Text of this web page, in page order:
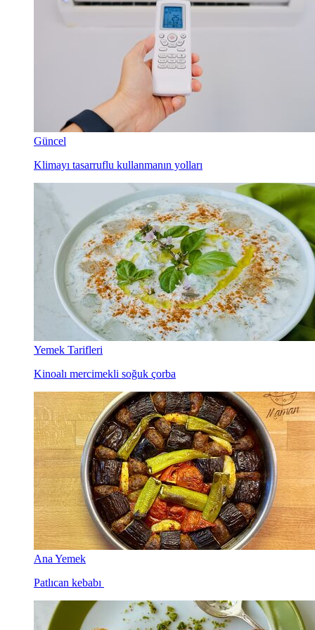
Güncel
Klimayı tasarruflu kullanmanın yolları
Yemek Tarifleri
Kinoalı mercimekli soğuk çorba
Ana Yemek
Patlıcan kebabı